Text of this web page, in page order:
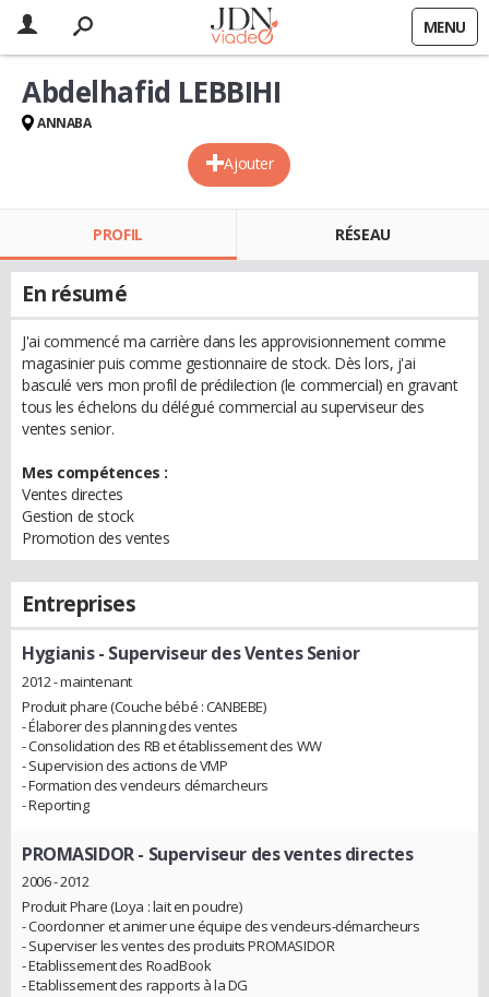
MENU
Ajouter
Abdelhafid LEBBIHI
ANNABA
PROFIL RÉSEAU
En résumé
J'ai commencé ma carrière dans les approvisionnement comme
magasinier puis comme gestionnaire de stock. Dès lors, j'ai
basculé vers mon profil de prédilection (le commercial) en gravant
tous les échelons du délégué commercial au superviseur des
ventes senior.
Mes compétences :
Ventes directes
Gestion de stock
Promotion des ventes
Entreprises
Hygianis- Superviseur des Ventes Senior
2012 - maintenant
Produit phare (Couche bébé : CANBEBE)
- Élaborer des planning des ventes
- Consolidation des RB et établissement des WW
- Supervision des actions de VMP
- Formation des vendeurs démarcheurs
- Reporting
PROMASIDOR- Superviseur des ventes directes
2006 - 2012
Produit Phare (Loya : lait en poudre)
- Coordonner et animer une équipe des vendeurs-démarcheurs
- Superviser les ventes des produits PROMASIDOR
- Etablissement des RoadBook
- Etablissement des rapports à la DG